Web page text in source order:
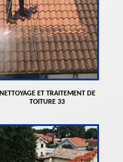
NETTOYAGE ET TRAITEMENT DE
TOITURE 33